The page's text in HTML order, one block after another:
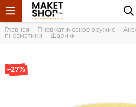
Главная Пневматическое оружие
пневматики
Шарики
–27%